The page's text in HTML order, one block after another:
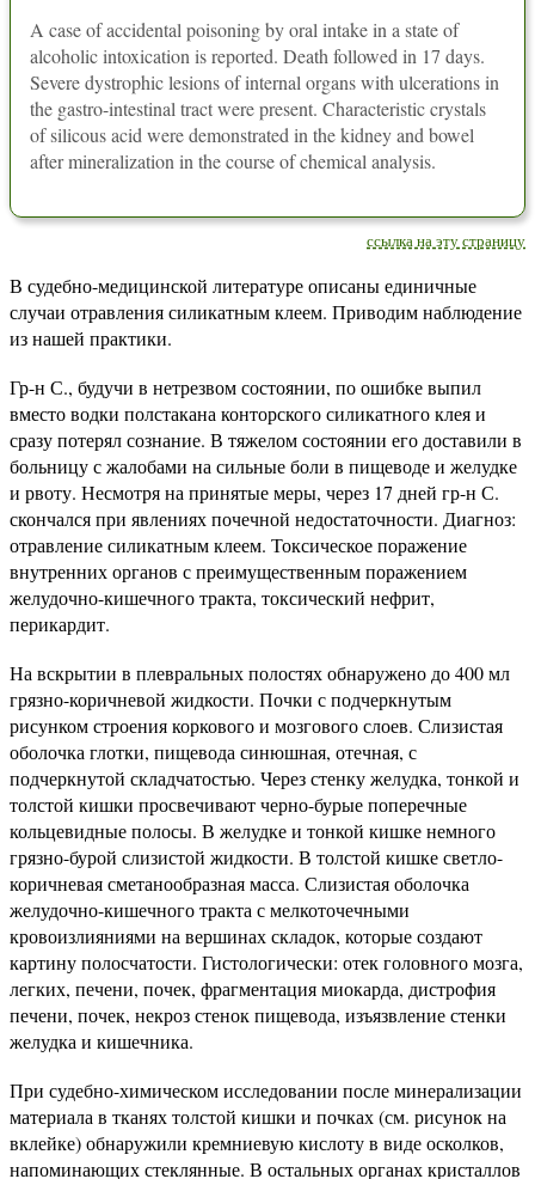
A case of accidental poisoning by oral intake in a state of
alcoholic intoxication is reported. Death followed in 17 days.
Severe dystrophic lesions of internal organs with ulcerations in
the gastro-intestinal tract were present. Characteristic crystals
of silicous acid were demonstrated in the kidney and bowel
after mineralization in the course of chemical analysis.
ссылка на эту страницу
В судебно-медицинской литературе описаны единичные
случаи отравления силикатным клеем. Приводим наблюдение
из нашей практики.
Гр-н С., будучи в нетрезвом состоянии, по ошибке выпил
вместо водки полстакана конторского силикатного клея и
сразу потерял сознание. В тяжелом состоянии его доставили в
больницу с жалобами на сильные боли в пищеводе и желудке
и рвоту. Несмотря на принятые меры, через 17 дней гр-н С.
скончался при явлениях почечной недостаточности. Диагноз:
отравление силикатным клеем. Токсическое поражение
внутренних органов с преимущественным поражением
желудочно-кишечного тракта, токсический нефрит,
перикардит.
На вскрытии в плевральных полостях обнаружено до 400 мл
грязно-коричневой жидкости. Почки с подчеркнутым
рисунком строения коркового и мозгового слоев. Слизистая
оболочка глотки, пищевода синюшная, отечная, с
подчеркнутой складчатостью. Через стенку желудка, тонкой и
толстой кишки просвечивают черно-бурые поперечные
кольцевидные полосы. В желудке и тонкой кишке немного
грязно-бурой слизистой жидкости. В толстой кишке светло-
коричневая сметанообразная масса. Слизистая оболочка
желудочно-кишечного тракта с мелкоточечными
кровоизлияниями на вершинах складок, которые создают
картину полосчатости. Гистологически: отек головного мозга,
легких, печени, почек, фрагментация миокарда, дистрофия
печени, почек, некроз стенок пищевода, изъязвление стенки
желудка и кишечника.
При судебно-химическом исследовании после минерализации
материала в тканях толстой кишки и почках (см. рисунок на
вклейке) обнаружили кремниевую кислоту в виде осколков,
напоминающих стеклянные. В остальных органах кристаллов